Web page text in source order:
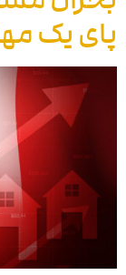
پای یک